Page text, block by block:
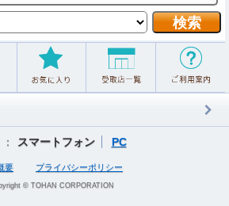
スマートフォン PC
要 プライバシーポリシー
© TOHAN CORPORATION